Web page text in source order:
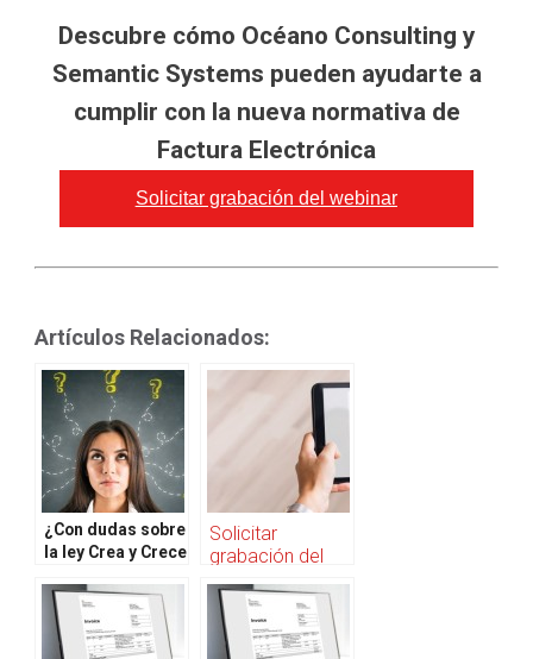
Descubre cómo Océano Consulting y
Semantic Systems pueden ayudarte a
cumplir con la nueva normativa de
Factura Electrónica
Solicitar grabación del webinar
Artículos Relacionados:
¿Con dudas sobre
la ley Crea y Crece
Electrónica?
Solicitar
grabación del
Última hora de la
Ley “Crea y
Crece” y la